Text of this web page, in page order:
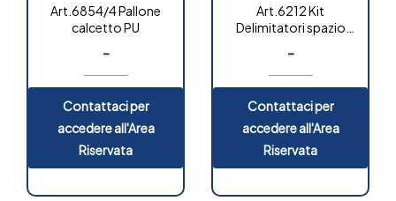
Art.6854/4 Pallone
calcetto PU
-
Contattaci per
accedere all'Area
Riservata
Art.6212 Kit
Delimitatori spazio
-
Contattaci per
accedere all'Area
Riservata